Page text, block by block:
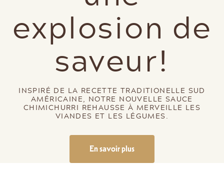
explosion de
saveur!
INSPIRÉ DE LA RECETTE TRADITIONELLE SUD
AMÉRICAINE, NOTRE NOUVELLE SAUCE
CHIMICHURRI REHAUSSE À MERVEILLE LES
VIANDES ET LES LÉGUMES.
En savoir plus